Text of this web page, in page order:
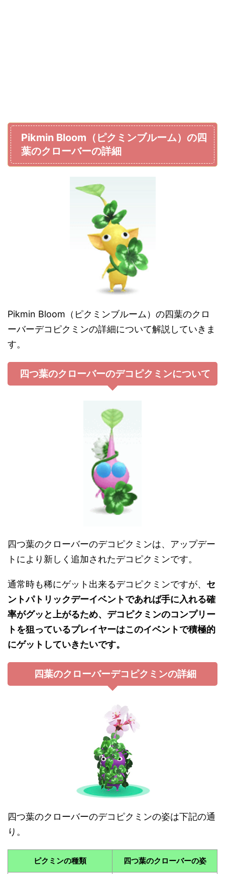
Pikmin Bloom（ピクミンブルーム）の四
葉のクローバーの詳細
Pikmin Bloom（ピクミンブルーム）の四葉のクロ
ーバーデコピクミンの詳細について解説していきま
す。
四つ葉のクローバーのデコピクミンについて
四つ葉のクローバーのデコピクミンは、アップデー
トにより新しく追加されたデコピクミンです。
通常時も稀にゲット出来るデコピクミンですが、 セ
ントパトリックデーイベントであれば手に入れる確
率がグッと上がるため、デコピクミンのコンプリー
トを狙っているプレイヤーはこのイベントで積極的
にゲットしていきたいです。
四葉のクローバーデコピクミンの詳細
四つ葉のクローバーのデコピクミンの姿は下記の通
り。
ピクミンの種類 四つ葉のクローバーの姿